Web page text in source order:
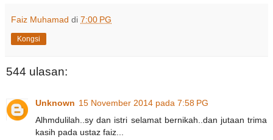
Faiz Muhamad di 7:00 PG
Kongsi
544 ulasan:
Unknown 15 November 2014 pada 7:58 PG
Alhmdulilah..sy dan istri selamat bernikah..dan jutaan trima
kasih pada ustaz faiz...